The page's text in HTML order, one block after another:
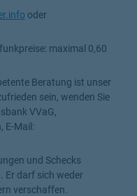
oder
maximal 0,60
Beratung ist unser
sein, wenden Sie
VVaG,
E-Mail:
und Schecks
Er darf sich weder
verschaffen.